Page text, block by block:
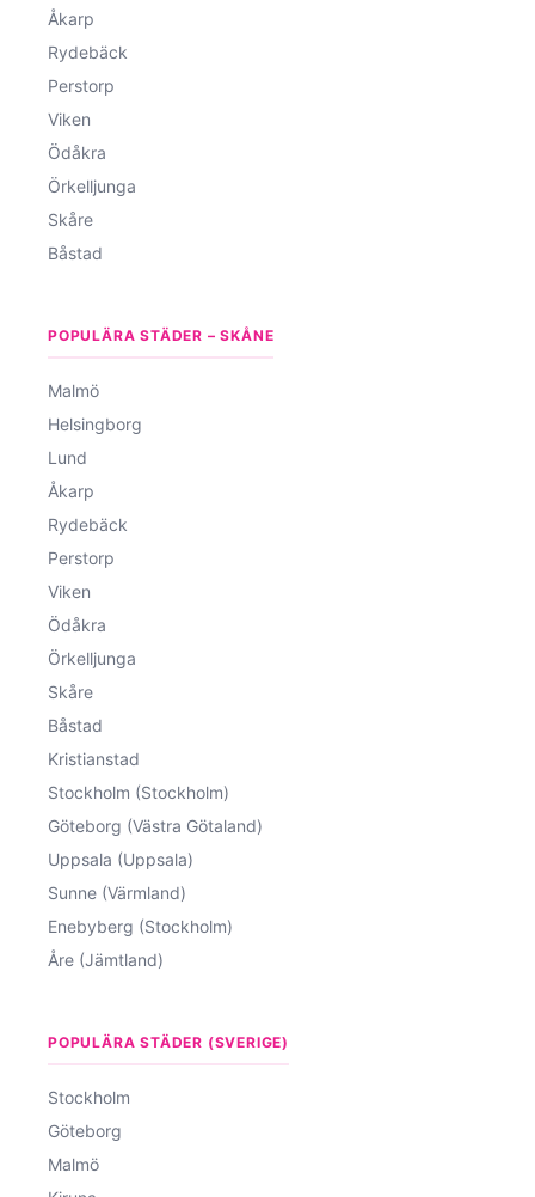
Åkarp
Rydebäck
Perstorp
Viken
Ödåkra
Örkelljunga
Skåre
Båstad
POPULÄRA STÄDER – SKÅNE
Malmö
Helsingborg
Lund
Åkarp
Rydebäck
Perstorp
Viken
Ödåkra
Örkelljunga
Skåre
Båstad
Kristianstad
Stockholm (Stockholm)
Göteborg (Västra Götaland)
Uppsala (Uppsala)
Sunne (Värmland)
Enebyberg (Stockholm)
Åre (Jämtland)
POPULÄRA STÄDER (SVERIGE)
Stockholm
Göteborg
Malmö